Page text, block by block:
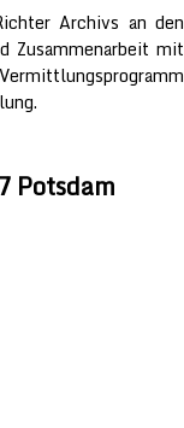
Archivs an den
Zusammenarbeit mit
Potsdam